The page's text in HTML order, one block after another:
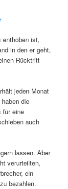
ist,
in den er geht,
Rücktritt
jeden Monat
die
für eine
auch
lassen. Aber
verurteilten,
ein
bezahlen.